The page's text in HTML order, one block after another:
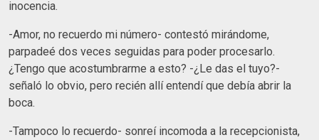
inocencia.
-Amor, no recuerdo mi número- contestó mirándome,
parpadeé dos veces seguidas para poder procesarlo.
¿Tengo que acostumbrarme a esto? -¿Le das el tuyo?-
señaló lo obvio, pero recién allí entendí que debía abrir la
boca.
-Tampoco lo recuerdo- sonreí incomoda a la recepcionista,